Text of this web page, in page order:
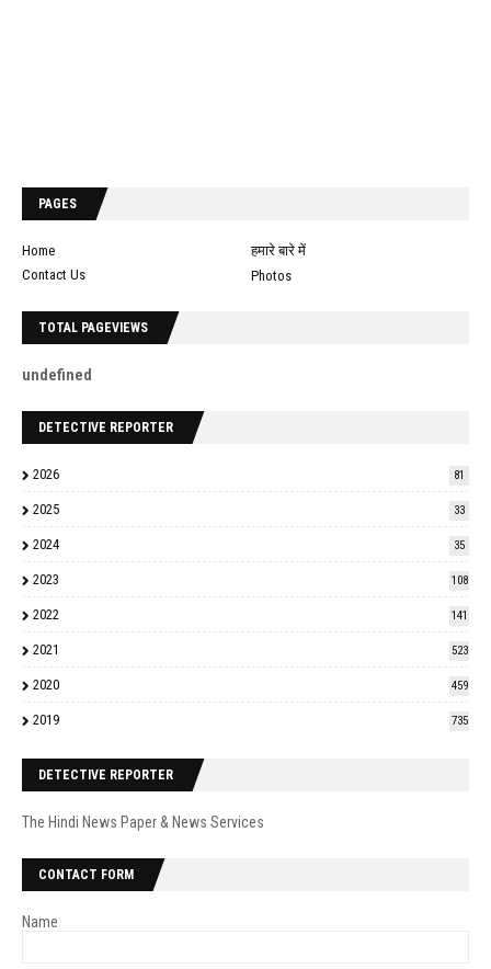
PAGES
Home
हमारे बारे में
Contact Us
Photos
TOTAL PAGEVIEWS
und efned
DETECTIVE REPORTER
2026 81
2025 33
2024 35
2023 108
2022 141
2021 523
2020 459
2019 735
DETECTIVE REPORTER
The Hindi News Paper & News Services
CONTACT FORM
Name